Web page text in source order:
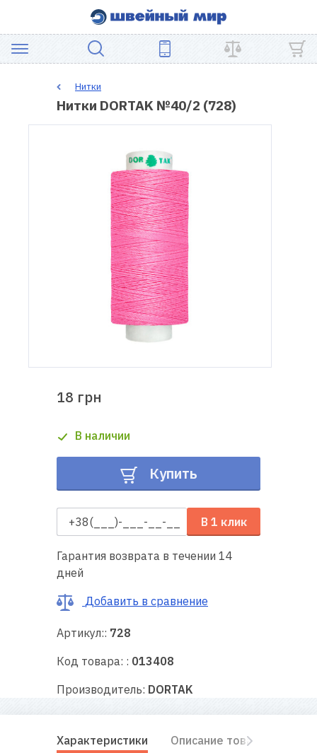
ШВЕЙНОЕ
Ремонт
швейной
Полезные
советы
Контакты
Нитки
Нитки DORTAK №40/2 (728)
18 грн
В наличии
Купить
В 1 клик
Гарантия возврата в течении 14
дней
Добавить в сравнение
Артикул:: 728
Код товара: : 013408
Производитель: DORTAK
Характеристики Описание товара